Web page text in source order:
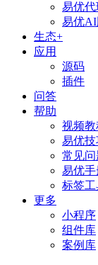
易优代
易优AI
生态+
应用
源码
插件
问答
帮助
视频教
易优技
常见问
易优手
标签工
更多
小程序
组件库
案例库